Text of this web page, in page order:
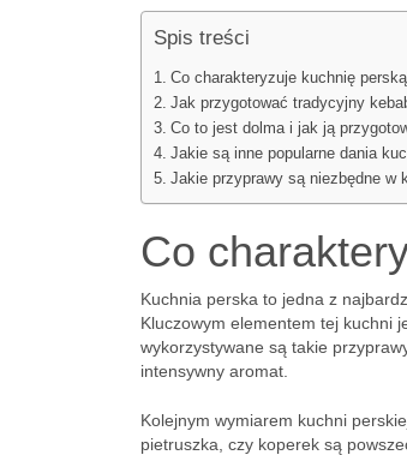
Spis treści
Co charakteryzuje kuchnię
Jak przygotować tradycyjny
Co to jest dolma i jak ją
Jakie są inne popularne dania
Jakie przyprawy są niezbędne w
Co
Kuchnia perska to jedna z
Kluczowym elementem tej kuchni
wykorzystywane są takie
intensywny aromat.
Kolejnym wymiarem kuchni
pietruszka, czy koperek są